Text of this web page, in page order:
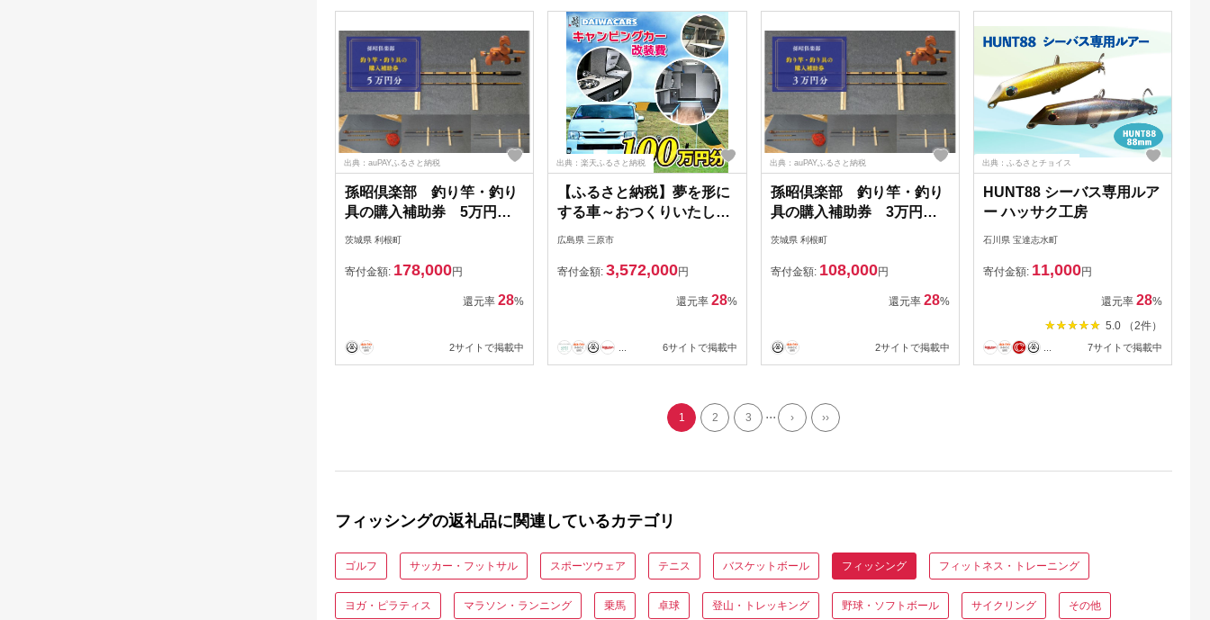
出典：auPAYふるさと納税
孫昭倶楽部 釣り竿・釣り
具の購入補助券 5万円分
／ 釣り具 釣具 釣り竿 釣竿
子入れ ハリス掛け 合成竿
茨城県 利根町
寄付金額: 178,000円
還元率28%
2サイトで掲載中
出典：楽天ふるさと納税
【ふるさと納税】夢を形に
する車～おつくりいたしま
す キャンピングカー 改装
ズ 三原 広島 102001
広島県 三原市
寄付金額:3,572,000円
還元率 28%
6サイトで掲載中
出典：auPAYふるさと納税
孫昭倶楽部 釣り竿・釣り
具の購入補助券 3万円分
／ 釣り具 釣具 釣り竿 釣竿
子入れ ハリス掛け 合成竿
茨城県 利根町
寄付金額: 108,000円
還元率 28%
2サイトで掲載中
出典：ふるさとチョイス
HUNT88 シーバス専用ルア
ー ハッサク工房
石川県 宝達志水町
寄付金額: 11,000円
還元率 28%
5.0 （2件）
7サイトで掲載中
1 2 3 ... › ››
フィッシングの返礼品に関連しているカテゴリ
ゴルフ サッカー・フットサル スポーツウェア テニス バスケットボール フィッシング フィットネス・トレーニング
ヨガ・ピラティス マラソン・ランニング 乗馬 卓球 登山・トレッキング 野球・ソフトボール サイクリング その他